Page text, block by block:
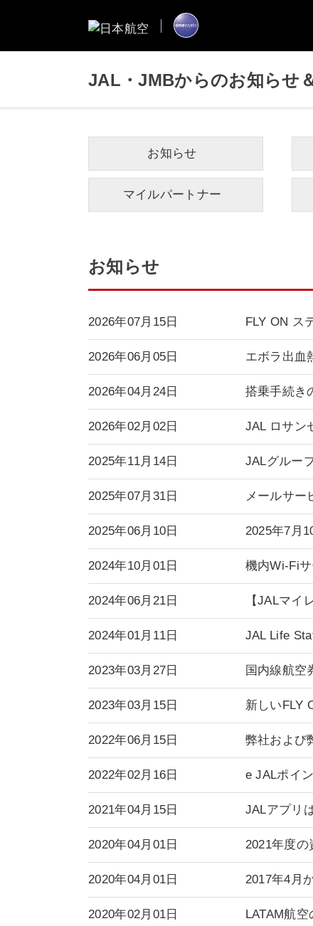
JAL・JMBからのお知らせ
お知らせ
マイルパートナー
お知らせ
2026年07月15日 FLY ON ス
2026年06月05日 エボラ出血
2026年04月24日 搭乗手続き
2026年02月02日 JAL ロサン
2025年11月14日 JALグルー
2025年07月31日 メールサー
2025年06月10日 2025年7月
2024年10月01日 機内Wi-Fi
2024年06月21日 【JALマイ
2024年01月11日 JAL Life
2023年03月27日 国内線航空
2023年03月15日 新しいFLY
2022年06月15日 弊社および
2022年02月16日 e JALポイ
2021年04月15日 JALアプリ
2020年04月01日 2021年度の
2020年04月01日 2017年4月
2020年02月01日 LATAM航